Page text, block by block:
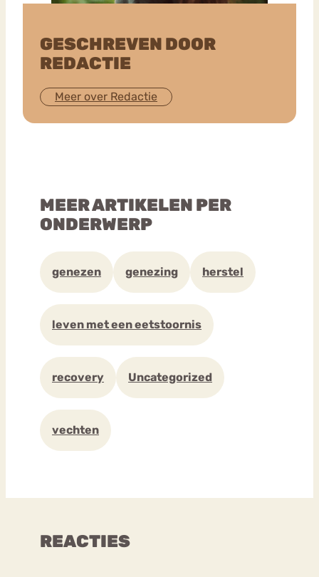
GESCHREVEN DOOR
REDACTIE
Meer over Redactie
MEER ARTIKELEN PER
ONDERWERP
genezen genezing herstel
leven met een eetstoornis
recovery Uncategorized
vechten
REACTIES